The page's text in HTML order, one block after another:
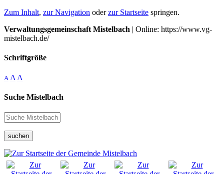
Zum Inhalt, zur Navigation oderzur Startseite springen.
Verwaltungsgemeinschaft Mistelbach | Online: https://www.vg-
mistelbach.de/
Schriftgröße
A A A
Suche Mistelbach
suchen